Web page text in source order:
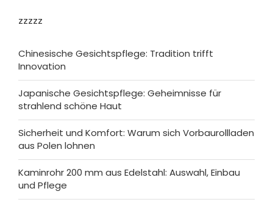
zzzzz
Chinesische Gesichtspflege: Tradition trifft
Innovation
Japanische Gesichtspflege: Geheimnisse für
strahlend schöne Haut
Sicherheit und Komfort: Warum sich Vorbaurollladen
aus Polen lohnen
Kaminrohr 200 mm aus Edelstahl: Auswahl, Einbau
und Pflege